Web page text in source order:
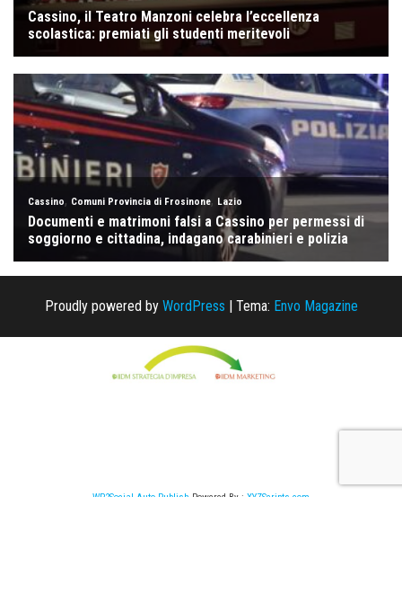
Proudly powered by WordPress | Tema: Envo Magazine
WP2Social Auto Publish Powered By : XYZScripts.com